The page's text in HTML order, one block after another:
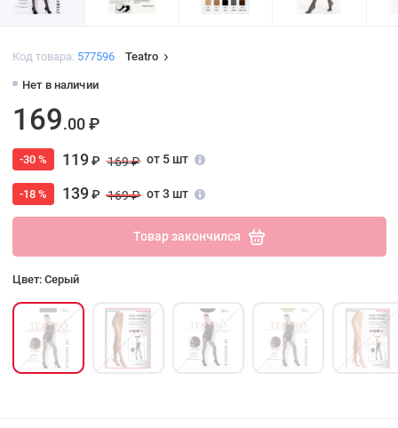
Код товара: 577596 Teatro
Нет в наличии
169.00 ₽
-30 % 119₽ 169 ₽ от 5 шт
-18 % 139₽ 169 ₽ от 3 шт
Товар закончился
Цвет: Серый